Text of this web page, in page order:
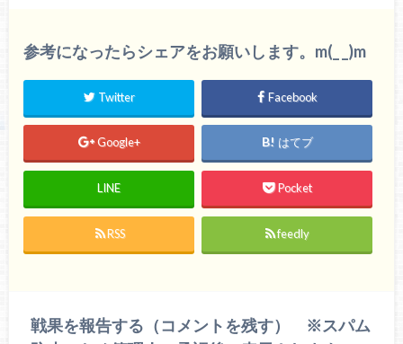
参考になったらシェアをお願いします。m(_ _)m
Twitter Facebook
Google+ はてブ
LINE Pocket
RSS feedly
戦果を報告する（コメントを残す） ※スパム